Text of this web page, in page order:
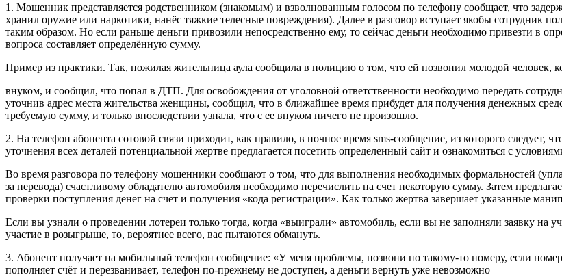
1. Мошенник представляется родственником (знакомым) и взволнованным голосом по телефону сообщает, что
хранил оружие или наркотики, нанёс тяжкие телесные повреждения). Далее в разговор вступает якобы сотрудник
таким образом. Но если раньше деньги привозили непосредственно ему, то сейчас деньги необходимо привезти в
вопроса составляет определённую сумму.
Пример из практики. Так, пожилая жительница аула сообщила в полицию о том, что ей позвонил молодой человек,
внуком, и сообщил, что попал в ДТП. Для освобождения от уголовной ответственности необходимо передать
уточнив адрес места жительства женщины, сообщил, что в ближайшее время прибудет для получения денежных
требуемую сумму, и только впоследствии узнала, что с ее внуком ничего не произошло.
2. На телефон абонента сотовой связи приходит, как правило, в ночное время sms-сообщение, из которого следует,
уточнения всех деталей потенциальной жертве предлагается посетить определенный сайт и ознакомиться с
Во время разговора по телефону мошенники сообщают о том, что для выполнения необходимых формальностей
за перевода) счастливому обладателю автомобиля необходимо перечислить на счет некоторую сумму. Затем
проверки поступления денег на счет и получения «кода регистрации». Как только жертва завершает указанные
Если вы узнали о проведении лотереи только тогда, когда «выиграли» автомобиль, если вы не заполняли заявку
участие в розыгрыше, то, вероятнее всего, вас пытаются обмануть.
3. Абонент получает на мобильный телефон сообщение: «У меня проблемы, позвони по такому-то номеру, если
пополняет счёт и перезванивает, телефон по-прежнему не доступен, а деньги вернуть уже невозможно